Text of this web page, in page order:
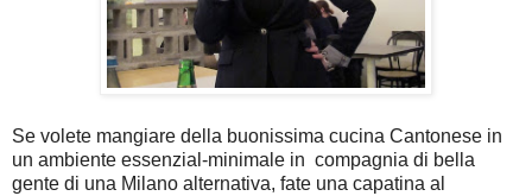
Se volete mangiare della buonissima cucina Cantonese in
un ambiente essenzial-minimale in compagnia di bella
gente di una Milano alternativa, fate una capatina al